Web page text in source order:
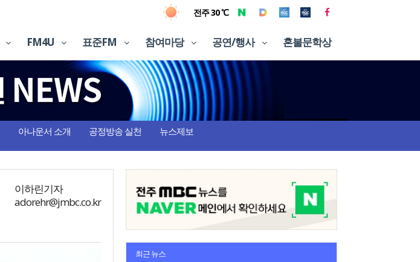
전주 30 ℃
FM4U 표준FM 참여마당 공연/행사 혼불문학상
아나운서 소개 공정방송 실천 뉴스제보
이하린기자
adorehr@jmbc.co.kr
최근 뉴스